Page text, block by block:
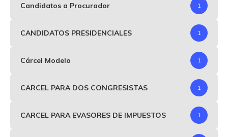
Candidatos a Procurador 1
CANDIDATOS PRESIDENCIALES 1
Cárcel Modelo 1
CARCEL PARA DOS CONGRESISTAS 1
CARCEL PARA EVASORES DE IMPUESTOS 1